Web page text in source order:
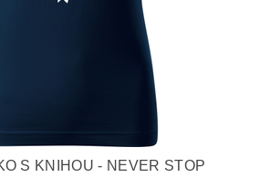
S KNIHOU - NEVER STOP